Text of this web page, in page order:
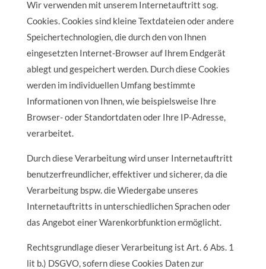
Wir verwenden mit unserem Internetauftritt sog.
Cookies. Cookies sind kleine Textdateien oder andere
Speichertechnologien, die durch den von Ihnen
eingesetzten Internet-Browser auf Ihrem Endgerät
ablegt und gespeichert werden. Durch diese Cookies
werden im individuellen Umfang bestimmte
Informationen von Ihnen, wie beispielsweise Ihre
Browser- oder Standortdaten oder Ihre IP-Adresse,
verarbeitet.
Durch diese Verarbeitung wird unser Internetauftritt
benutzerfreundlicher, effektiver und sicherer, da die
Verarbeitung bspw. die Wiedergabe unseres
Internetauftritts in unterschiedlichen Sprachen oder
das Angebot einer Warenkorbfunktion ermöglicht.
Rechtsgrundlage dieser Verarbeitung ist Art. 6 Abs. 1
lit b.) DSGVO, sofern diese Cookies Daten zur